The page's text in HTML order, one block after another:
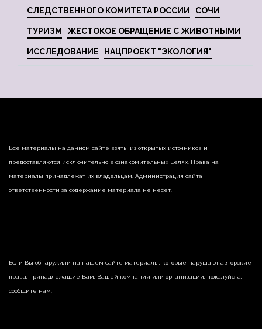
СЛЕДСТВЕННОГО КОМИТЕТА РОССИИ СОЧИ
ТУРИЗМ ЖЕСТОКОЕ ОБРАЩЕНИЕ С ЖИВОТНЫМИ
ИССЛЕДОВАНИЕ НАЦПРОЕКТ "ЭКОЛОГИЯ"
Все материалы на данном сайте взяты из открытых источников и
предоставляются исключительно в ознакомительных целях. Права на
материалы принадлежат их владельцам. Администрация сайта
ответственности за содержание материала не несет.
Если Вы обнаружили на нашем сайте материалы, которые нарушают авторские
права, принадлежащие Вам, Вашей компании или организации, пожалуйста,
сообщите нам.